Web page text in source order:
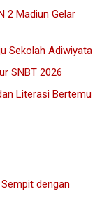
2 Madiun Gelar
Sekolah Adiwiyata
SNBT 2026
Literasi Bertemu
dengan